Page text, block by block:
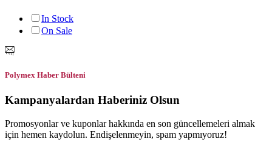
In Stock
On Sale
Polymex Haber Bülteni
Kampanyalardan Haberiniz Olsun
Promosyonlar ve kuponlar hakkında en son güncellemeleri almak
için hemen kaydolun. Endişelenmeyin, spam yapmıyoruz!